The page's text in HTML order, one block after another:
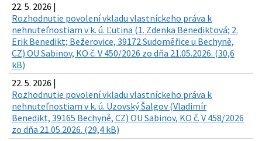
22. 5. 2026 |
Rozhodnutie povolení vkladu vlastníckeho práva k
nehnuteľnostiam v k. ú. Ľutina (1. Zdenka Benediktová; 2.
Erik Benedikt; Bežerovice, 39172 Sudoměřice u Bechyně,
CZ) OU Sabinov, KO č. V 450/2026 zo dňa 21.05.2026. (30,6
kB)
22. 5. 2026 |
Rozhodnutie povolení vkladu vlastníckeho práva k
nehnuteľnostiam v k. ú. Uzovský Šalgov (Vladimír
Benedikt, 39165 Bechyně, CZ) OU Sabinov, KO č. V 458/2026
zo dňa 21.05.2026. (29,4 kB)